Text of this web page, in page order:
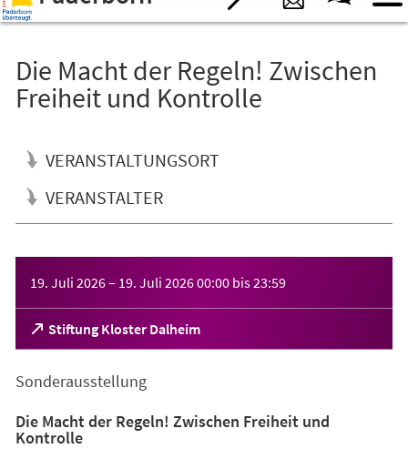
Die Macht der Regeln! Zwischen
Freiheit und Kontrolle
VERANSTALTUNGSORT
VERANSTALTER
19. Juli 2026– 19. Juli 202600:00 bis23:59
Stiftung Kloster Dalheim
(Öffnet
in
neuen
Sonderausstellung
Die Macht der Regeln! Zwischen Freiheit und
Kontrolle